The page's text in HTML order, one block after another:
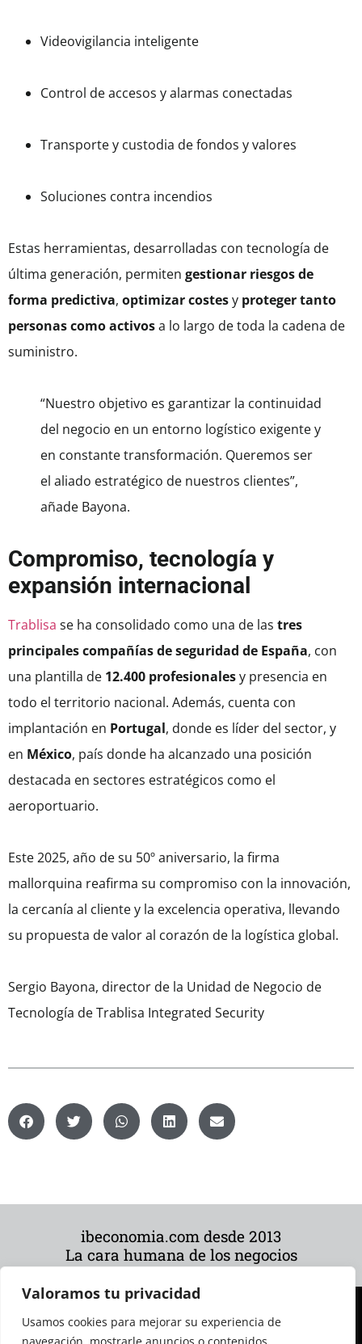
Valoramos tu privacidad
Usamos cookies para mejorar su experiencia de
Videovigilancia inteligente
Control de accesos y alarmas conectadas
Transporte y custodia de fondos y valores
Soluciones contra incendios
Estas herramientas, desarrolladas con tecnología de
última generación, permiten gestionar riesgos de
forma predictiva, optimizar costesy proteger tanto
personas como activosa lo largo de toda la cadena de
suministro.
“Nuestro objetivo es garantizar la continuidad
del negocio en un entorno logístico exigente y
en constante transformación. Queremos ser
el aliado estratégico de nuestros clientes”,
añade Bayona.
Compromiso, tecnología y
expansión internacional
Trablisa se ha consolidado como una de las tres
principales compañías de seguridad de España, con
una plantilla de 12.400 profesionalesy presencia en
todo el territorio nacional. Además, cuenta con
implantación en Portugal, donde es líder del sector, y
en México, país donde ha alcanzado una posición
destacada en sectores estratégicos como el
aeroportuario.
Este 2025, año de su 50º aniversario, la firma
mallorquina reafirma su compromiso con la innovación,
la cercanía al cliente y la excelencia operativa, llevando
su propuesta de valor al corazón de la logística global.
Sergio Bayona, director de la Unidad de Negocio de
Tecnología de Trablisa Integrated Security
ibeconomia.com desde 2013
La cara humana de los negocios